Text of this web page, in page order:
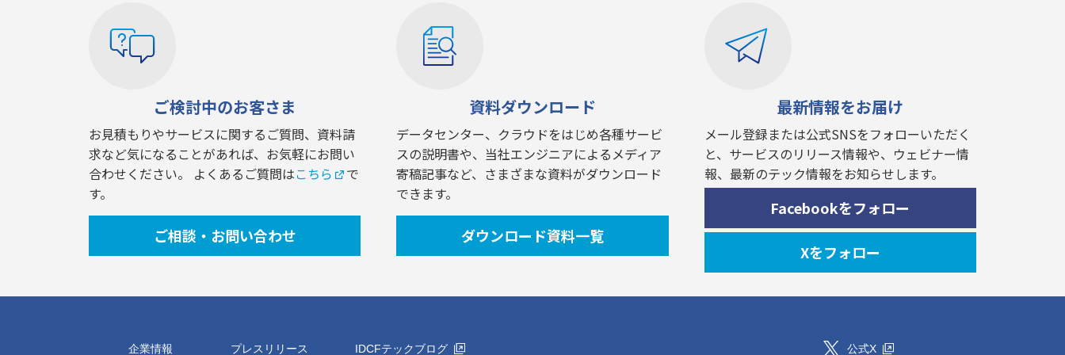
ご検討中のお客さま
お見積もりやサービスに関するご質問、資料請
求など気になることがあれば、お気軽にお問い
合わせください。 よくあるご質問はこちら
で
す。
ご相談・お問い合わせ
資料ダウンロード
データセンター、クラウドをはじめ各種サービ
スの説明書や、当社エンジニアによるメディア
寄稿記事など、さまざまな資料がダウンロード
できます。
ダウンロード資料一覧
最新情報をお届け
メール登録または公式SNSをフォローいただく
と、サービスのリリース情報や、ウェビナー情
報、最新のテック情報をお知らせします。
Facebookをフォロー
Xをフォロー
企業情報 プレスリリース IDCFテックブログ 公式X